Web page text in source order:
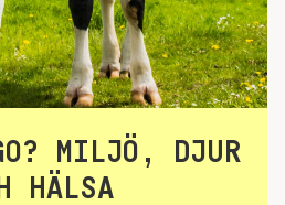
MILJÖ, DJUR
HÄLSA